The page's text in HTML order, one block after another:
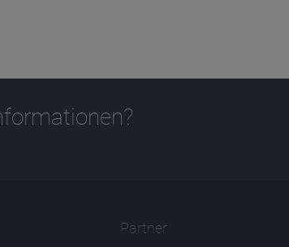
Partner